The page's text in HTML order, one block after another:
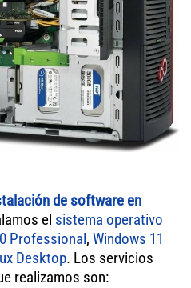
de software en
el sistema operativo
Professional, Windows 11
Desktop. Los servicios
realizamos son: